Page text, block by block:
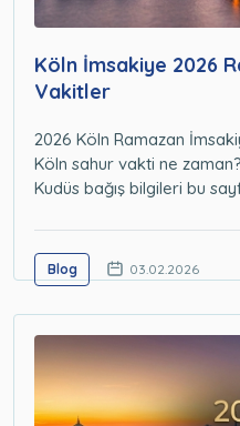
Köln İmsakiye 2026
Vakitler
2026 Köln Ramazan
Köln sahur vakti ne
Kudüs bağış bilgileri bu
Blog 03.02.2026